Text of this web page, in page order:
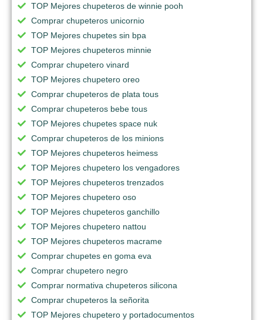
TOP Mejores chupeteros de winnie pooh
Comprar chupeteros unicornio
TOP Mejores chupetes sin bpa
TOP Mejores chupeteros minnie
Comprar chupetero vinard
TOP Mejores chupetero oreo
Comprar chupeteros de plata tous
Comprar chupeteros bebe tous
TOP Mejores chupetes space nuk
Comprar chupeteros de los minions
TOP Mejores chupeteros heimess
TOP Mejores chupetero los vengadores
TOP Mejores chupeteros trenzados
TOP Mejores chupetero oso
TOP Mejores chupeteros ganchillo
TOP Mejores chupetero nattou
TOP Mejores chupeteros macrame
Comprar chupetes en goma eva
Comprar chupetero negro
Comprar normativa chupeteros silicona
Comprar chupeteros la señorita
TOP Mejores chupetero y portadocumentos